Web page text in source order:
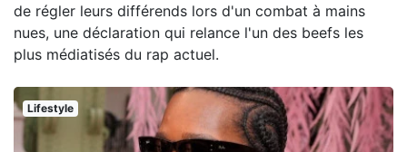
de régler leurs différends lors d'un combat à mains
nues, une déclaration qui relance l'un des beefs les
plus médiatisés du rap actuel.
Lifestyle